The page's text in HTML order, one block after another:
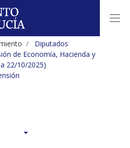
Diputados
de Economía, Hacienda y
22/10/2025)